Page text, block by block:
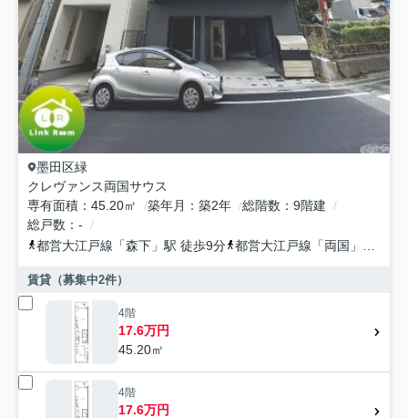
墨田区緑
クレヴァンス両国サウス
専有面積
45.20㎡ 築年月 築2年 総階数
9階建
総戸数
-
都営大江戸線 「森下 」駅 徒歩9分 都営大江戸線 「両国 」駅 徒歩9分
賃貸（募集中2件）
4階
17.6万円
45.20㎡
4階
17.6万円